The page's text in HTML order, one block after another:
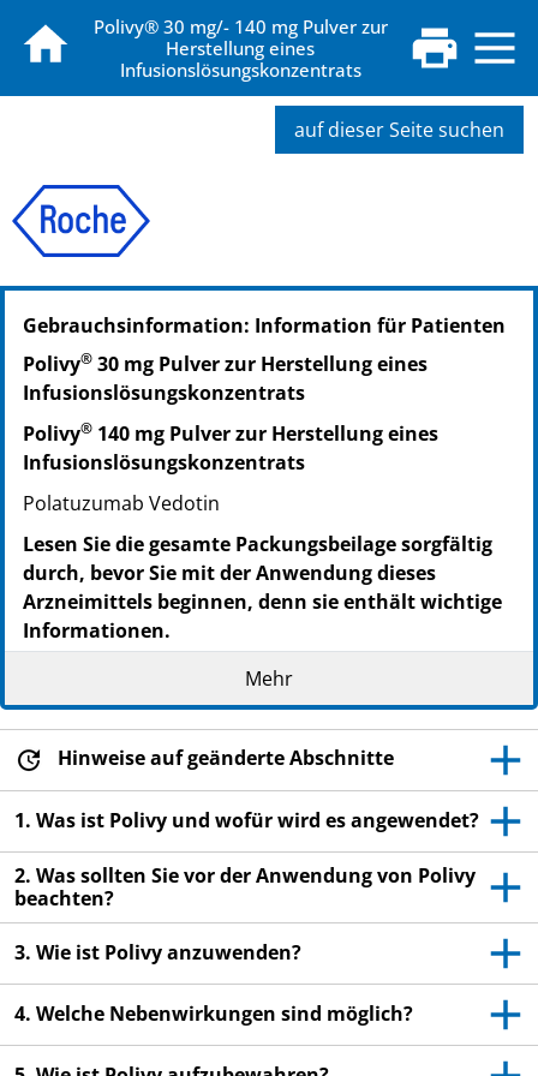
Polivy® 30 mg/- 140 mg Pulver zur
Herstellung eines
Infusionslösungskonzentrats
auf dieser Seite suchen
PZN: 15814352
PPN: 111581435242
NTIN: 04150158143527
Gebrauchsinformation: Information für Patienten
Polivy® 30 mg Pulver zur Herstellung eines
Infusionslösungskonzentrats
Polivy® 140 mg Pulver zur Herstellung eines
Infusionslösungskonzentrats
Polatuzumab Vedotin
Lesen Sie die gesamte Packungsbeilage sorgfältig
durch, bevor Sie mit der Anwendung dieses
Arzneimittels beginnen, denn sie enthält wichtige
Informationen.
Heben Sie die Packungsbeilage auf. Vielleicht
möchten Sie diese später nochmals lesen.
Wenn Sie weitere Fragen haben, wenden Sie sich
an Ihren Arzt oder das medizinische
Fachpersonal.
Wenn Sie Nebenwirkungen bemerken, wenden Sie
sich an Ihren Arzt oder das medizinische
Fachpersonal. Dies gilt auch für Nebenwirkungen,
die nicht in dieser Packungsbeilage angegeben
sind. Siehe Abschnitt 4.
Mehr
Hinweise auf geänderte Abschnitte
1. Was ist Polivy und wofür wird es angewendet?
2. Was sollten Sie vor der Anwendung von Polivy
beachten?
3. Wie ist Polivy anzuwenden?
4. Welche Nebenwirkungen sind möglich?